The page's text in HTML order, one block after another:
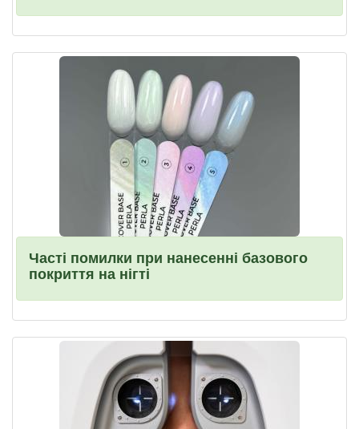
Часті помилки при нанесенні базового
покриття на нігті